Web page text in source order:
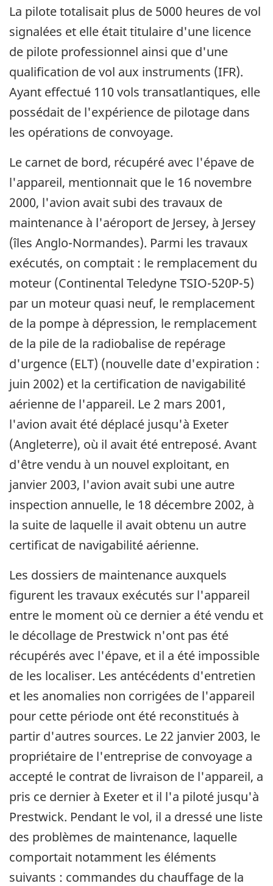
La pilote totalisait plus de 5000 heures de vol
signalées et elle était titulaire d'une licence
de pilote professionnel ainsi que d'une
qualification de vol aux instruments (IFR).
Ayant effectué 110 vols transatlantiques, elle
possédait de l'expérience de pilotage dans
les opérations de convoyage.
Le carnet de bord, récupéré avec l'épave de
l'appareil, mentionnait que le 16 novembre
2000, l'avion avait subi des travaux de
maintenance à l'aéroport de Jersey, à Jersey
(îles Anglo-Normandes). Parmi les travaux
exécutés, on comptait : le remplacement du
moteur (Continental Teledyne TSIO-520P-5)
par un moteur quasi neuf, le remplacement
de la pompe à dépression, le remplacement
de la pile de la radiobalise de repérage
d'urgence (ELT) (nouvelle date d'expiration :
juin 2002) et la certification de navigabilité
aérienne de l'appareil. Le 2 mars 2001,
l'avion avait été déplacé jusqu'à Exeter
(Angleterre), où il avait été entreposé. Avant
d'être vendu à un nouvel exploitant, en
janvier 2003, l'avion avait subi une autre
inspection annuelle, le 18 décembre 2002, à
la suite de laquelle il avait obtenu un autre
certificat de navigabilité aérienne.
Les dossiers de maintenance auxquels
figurent les travaux exécutés sur l'appareil
entre le moment où ce dernier a été vendu et
le décollage de Prestwick n'ont pas été
récupérés avec l'épave, et il a été impossible
de les localiser. Les antécédents d'entretien
et les anomalies non corrigées de l'appareil
pour cette période ont été reconstitués à
partir d'autres sources. Le 22 janvier 2003, le
propriétaire de l'entreprise de convoyage a
accepté le contrat de livraison de l'appareil, a
pris ce dernier à Exeter et il l'a piloté jusqu'à
Prestwick. Pendant le vol, il a dressé une liste
des problèmes de maintenance, laquelle
comportait notamment les éléments
suivants : commandes du chauffage de la